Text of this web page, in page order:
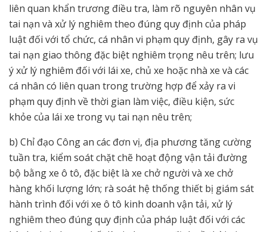
liên quan khẩn trương điều tra, làm rõ nguyên nhân vụ
tai nạn và xử lý nghiêm theo đúng quy định của pháp
luật đối với tổ chức, cá nhân vi phạm quy định, gây ra vụ
tai nạn giao thông đặc biệt nghiêm trọng nêu trên; lưu
ý xử lý nghiêm đối với lái xe, chủ xe hoặc nhà xe và các
cá nhân có liên quan trong trường hợp để xảy ra vi
phạm quy định về thời gian làm việc, điều kiện, sức
khỏe của lái xe trong vụ tai nạn nêu trên;
b) Chỉ đạo Công an các đơn vị, địa phương tăng cường
tuần tra, kiểm soát chặt chẽ hoạt động vận tải đường
bộ bằng xe ô tô, đặc biệt là xe chở người và xe chở
hàng khối lượng lớn; rà soát hệ thống thiết bị giám sát
hành trình đối với xe ô tô kinh doanh vận tải, xử lý
nghiêm theo đúng quy định của pháp luật đối với các